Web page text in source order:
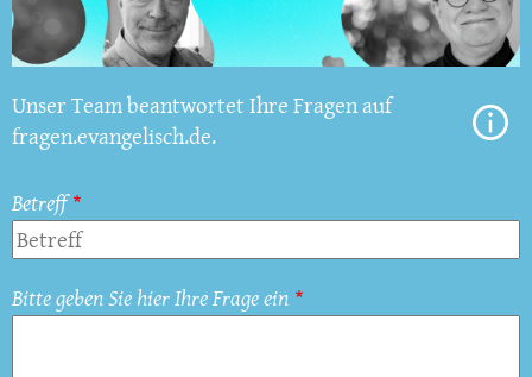
Unser Team beantwortet Ihre Fragen auf
fragen.evangelisch.de.
Betreff
Bitte geben Sie hier Ihre Frage ein